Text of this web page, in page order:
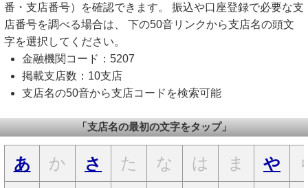
番・支店番号）を確認できます。 振込や口座登録で必要な支
店番号を調べる場合は、 下の50音リンクから支店名の頭文
字を選択してください。
金融機関コード：5207
掲載支店数：10支店
支店名の50音から支店コードを検索可能
「支店名の最初の文字をタップ」
あ か さ た な は ま や